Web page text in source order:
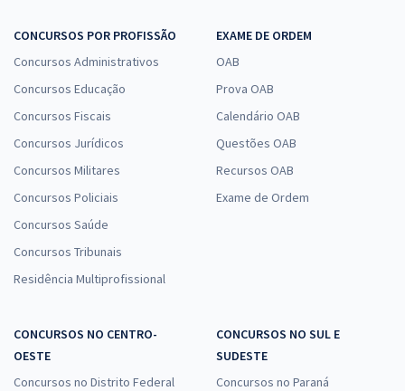
CONCURSOS POR PROFISSÃO
Concursos Administrativos
Concursos Educação
Concursos Fiscais
Concursos Jurídicos
Concursos Militares
Concursos Policiais
Concursos Saúde
Concursos Tribunais
Residência Multiprofissional
EXAME DE ORDEM
OAB
Prova OAB
Calendário OAB
Questões OAB
Recursos OAB
Exame de Ordem
CONCURSOS NO CENTRO-
OESTE
Concursos no Distrito Federal
CONCURSOS NO SUL E
SUDESTE
Concursos no Paraná